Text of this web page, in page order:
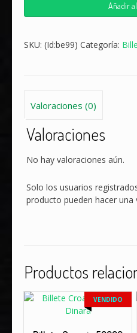
Nakfa
Añadir
SKU: (Id:be99) Categoría:
Valoraciones (0)
Valoraciones
No hay valoraciones aún.
Solo los usuarios
producto pueden hacer una
Productos
VENDIDO